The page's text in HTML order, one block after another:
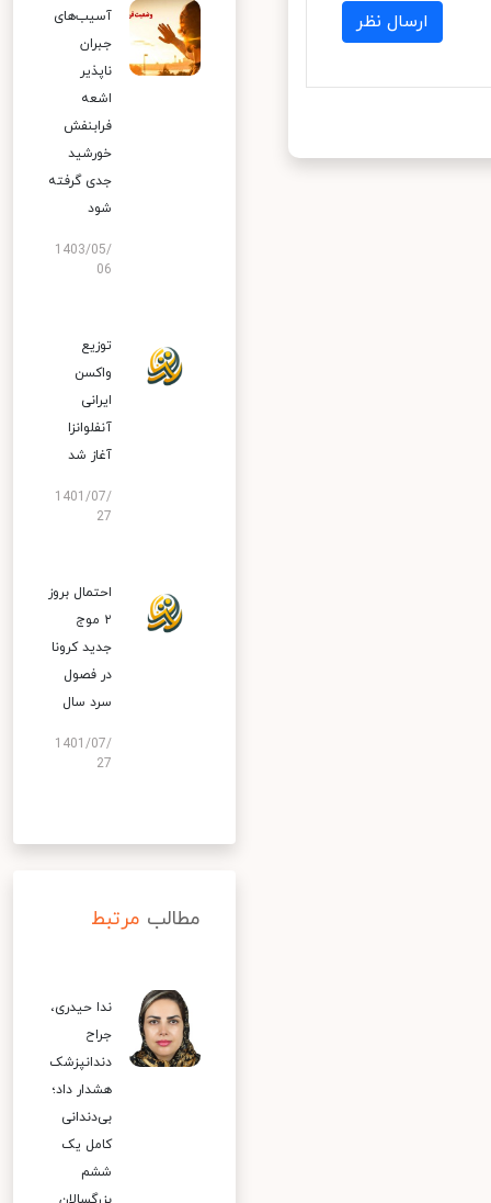
ارسال نظر
آسیب‌های
جبران
ناپذیر
اشعه
فرابنفش
خورشید
جدی گرفته
شود
1403/05/
06
توزیع
واکسن
ایرانی
آنفلوانزا
آغاز شد
1401/07/
27
احتمال بروز
۲ موج
جدید کرونا
در فصول
سرد سال
1401/07/
27
مطالب مرتبط
ندا حیدری،
جراح
دندانپزشک
هشدار داد؛
بی‌دندانی
کامل یک
ششم